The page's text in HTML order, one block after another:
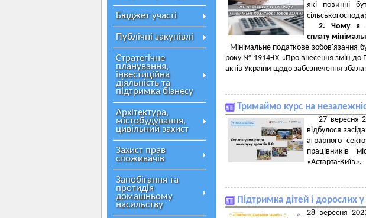
Бюджет участі
Публічні закупівлі
Стратегічне
планування,
інвестиційна
діяльність та
підтримка бізнесу
Архітектура,
містобудування,
цивільний захист
Захист прав
споживачів
Запобігання та
протидія
домашньому
насильству
які повинні
2. Чому я
сплату
Мінімальне податкове зобов'язання
року № 1914-IX «Про внесення змін до
актів України щодо забезпечення
Тримаймо курс на
27 вересня
відбулося
аграрного
працівників
«Астарта-Київ».
Підтримка дітей і дорослих
28 вересня